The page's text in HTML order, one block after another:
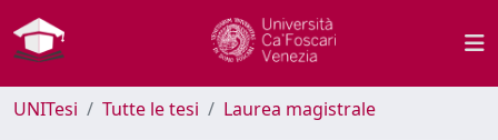
UNITesi Tutte le tesi Laurea magistrale